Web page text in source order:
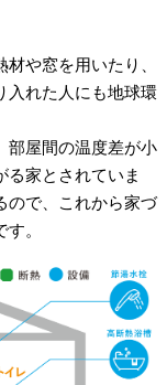
や窓を用いたり、
入れた人にも地球環
部屋間の温度差が小
る家とされていま
ので、これから家づ
。